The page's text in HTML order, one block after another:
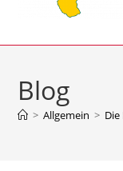
Blog
> Allgemein >